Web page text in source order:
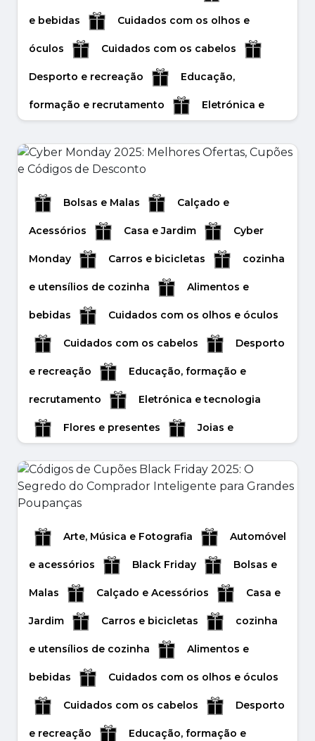
e bebidas Cuidados com os olhos e
óculos Cuidados com os cabelos
Desporto e recreação Educação,
formação e recrutamento Eletrónica e
Natal Flores e presentes Halloween
de ano Liquidação Liquidação de
primavera Liquidação de verão
Vendas do Boxing Day
Como poupar muito: uma fonte
completa para encontrar códigos de
cupões e descontos da Temu.
sempre a forma como os consumidores
compram. Quando se trata ...
febrero 02, 2026
Leer másr
Bolsas e Malas Calçado e
Acessórios Casa e Jardim Cyber
Monday Carros e bicicletas cozinha
e utensílios de cozinha Alimentos e
bebidas Cuidados com os olhos e óculos
Cuidados com os cabelos Desporto
e recreação Educação, formação e
recrutamento Eletrónica e tecnologia
Flores e presentes Joias e
de papelaria Animais de estimação e
acessórios
Saúde e Beleza
Cyber Monday 2025: Melhores
Ofertas, Cupões e Códigos de
Desconto
Chegou a Cyber Monday de 2025 — o dia em
que as compras online encontram descontos
imbatíveis. Im...
noviembre 06, 2025
Leer másr
Arte, Música e Fotografia Automóvel
e acessórios Black Friday Bolsas e
Malas Calçado e Acessórios Casa e
Jardim Carros e bicicletas cozinha
e utensílios de cozinha Alimentos e
bebidas Cuidados com os olhos e óculos
Cuidados com os cabelos Desporto
e recreação Educação, formação e